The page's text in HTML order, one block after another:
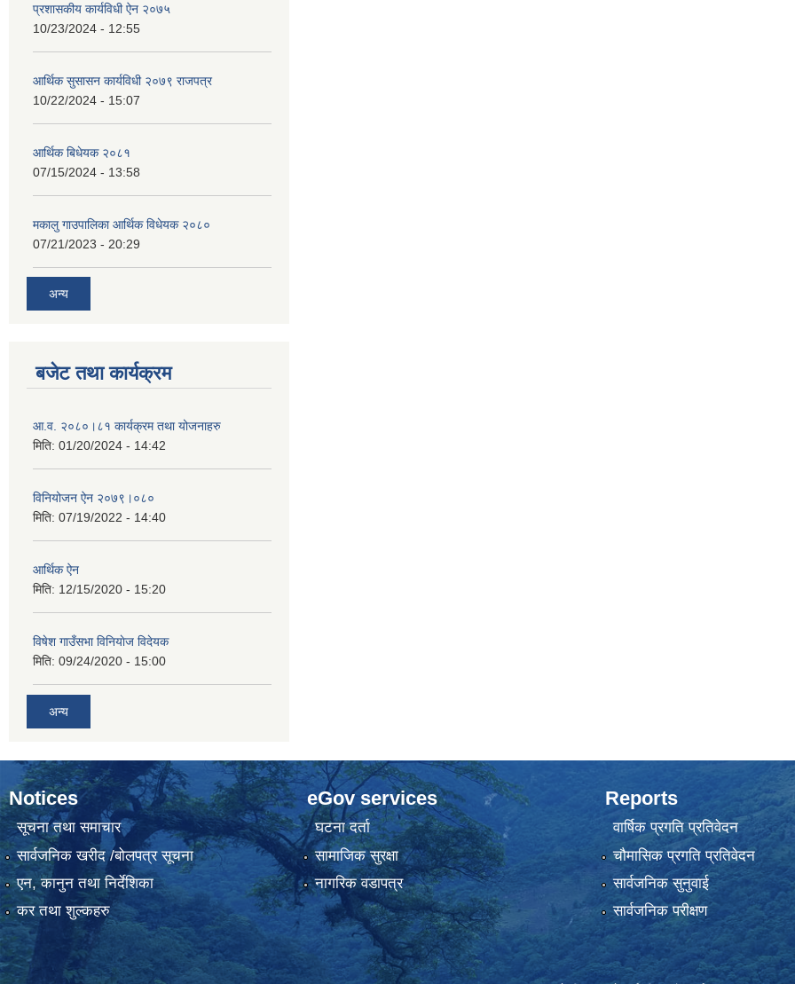
प्रशासकीय कार्यविधी ऐन २०७५
10/23/2024 - 12:55
आर्थिक सुसासन कार्यविधी २०७९ राजपत्र
10/22/2024 - 15:07
आर्थिक बिधेयक २०८१
07/15/2024 - 13:58
मकालु गाउपालिका आर्थिक विधेयक २०८०
07/21/2023 - 20:29
अन्य
बजेट तथा कार्यक्रम
आ.व. २०८०।८१ कार्यक्रम तथा योजनाहरु
मिति: 01/20/2024 - 14:42
विनियोजन ऐन २०७९।०८०
मिति: 07/19/2022 - 14:40
आर्थिक ऐन
मिति: 12/15/2020 - 15:20
विषेश गाउँसभा विनियाेज विदेयक
मिति: 09/24/2020 - 15:00
अन्य
Notices
सूचना तथा समाचार
सार्वजनिक खरीद /बोलपत्र सूचना
एन, कानुन तथा निर्देशिका
कर तथा शुल्कहरु
eGov services
घटना दर्ता
सामाजिक सुरक्षा
नागरिक वडापत्र
Reports
वार्षिक प्रगति प्रतिवेदन
चौमासिक प्रगति प्रतिवेदन
सार्वजनिक सुनुवाई
सार्वजनिक परीक्षण